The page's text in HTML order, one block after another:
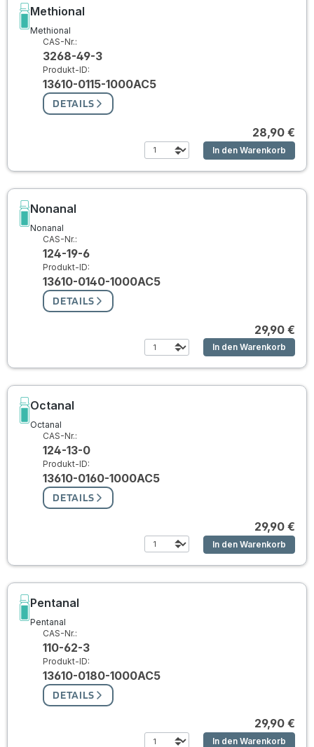
Methional
Methional
CAS-Nr.:
3268-49-3
Produkt-ID:
13610-0115-1000AC5
DETAILS
28,90 €
In den Warenkorb
Nonanal
Nonanal
CAS-Nr.:
124-19-6
Produkt-ID:
13610-0140-1000AC5
DETAILS
29,90 €
In den Warenkorb
Octanal
Octanal
CAS-Nr.:
124-13-0
Produkt-ID:
13610-0160-1000AC5
DETAILS
29,90 €
In den Warenkorb
Pentanal
Pentanal
CAS-Nr.:
110-62-3
Produkt-ID:
13610-0180-1000AC5
DETAILS
29,90 €
In den Warenkorb